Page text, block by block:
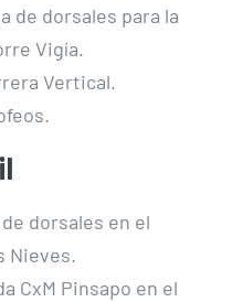
de dorsales para la
Vigía.
Vertical.
dorsales en el
Nieves.
CxM Pinsapo en el